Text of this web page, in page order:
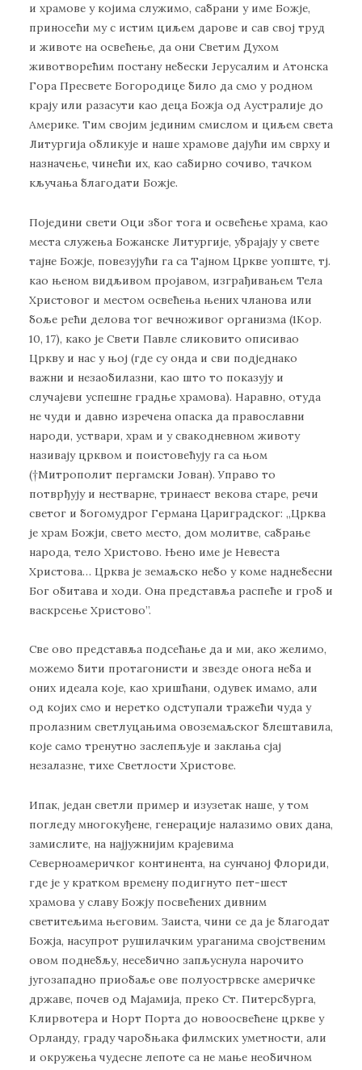
и храмове у којима служимо, сабрани у име Божје,
приносећи му с истим циљем дарове и сав свој труд
и животе на освећење, да они Светим Духом
животворећим постану небески Јерусалим и Атонска
Гора Пресвете Богородице било да смо у родном
крају или разасути као деца Божја од Аустралије до
Америке. Тим својим јединим смислом и циљем света
Литургија обликује и наше храмове дајући им сврху и
назначење, чинећи их, као сабирно сочиво, тачком
кључања благодати Божје.
Поједини свети Оци због тога и освећење храма, као
места служења Божанске Литургије, убрајају у свете
тајне Божје, повезујући га са Тајном Цркве уопште, тј.
као њеном видљивом пројавом, изграђивањем Тела
Христовог и местом освећења њених чланова или
боље рећи делова тог вечноживог организма (1Кор.
10, 17), како је Свети Павле сликовито описивао
Цркву и нас у њој (где су онда и сви подједнако
важни и незаобилазни, као што то показују и
случајеви успешне градње храмова). Наравно, отуда
не чуди и давно изречена опаска да православни
народи, уствари, храм и у свакодневном животу
називају црквом и поистовећују га са њом
(†Митрополит пергамски Јован). Управо то
потврђују и нестварне, тринаест векова старе, речи
светог и богомудрог Германа Цариградског: „Црква
је храм Божји, свето место, дом молитве, сабрање
народа, тело Христово. Њено име је Невеста
Христова… Црква је земаљско небо у коме наднебесни
Бог обитава и ходи. Она представља распеће и гроб и
васкрсење Христово”.
Све ово представља подсећање да и ми, ако желимо,
можемо бити протагонисти и звезде онога неба и
оних идеала које, као хришћани, одувек имамо, али
од којих смо и неретко одступали тражећи чуда у
пролазним светлуцањима овоземаљског блештавила,
које само тренутно заслепљује и заклања сјај
незалазне, тихе Светлости Христове.
Ипак, један светли пример и изузетак наше, у том
погледу многокуђене, генерације налазимо ових дана,
замислите, на најјужнијим крајевима
Северноамеричког континента, на сунчаној Флориди,
где је у кратком времену подигнуто пет-шест
храмова у славу Божју посвећених дивним
светитељима његовим. Заиста, чини се да је благодат
Божја, насупрот рушилачким ураганима својственим
овом поднебљу, несебично запљуснула нарочито
југозападно приобаље ове полуострвске америчке
државе, почев од Мајамија, преко Ст. Питерсбурга,
Клирвотера и Норт Порта до новоосвећене цркве у
Орланду, граду чаробњака филмских уметности, али
и окружења чудесне лепоте са не мање необичном